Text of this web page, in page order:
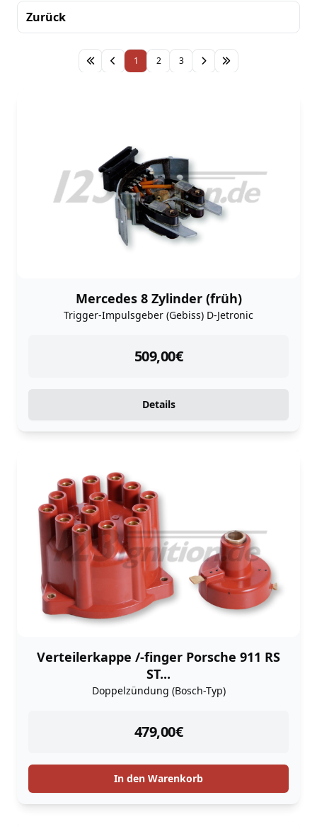
Zurück
1 2 3
Mercedes 8 Zylinder (früh)
Trigger-Impulsgeber (Gebiss) D-Jetronic
509,00€
instock
Details
Verteilerkappe /-finger Porsche 911 RS
ST...
Doppelzündung (Bosch-Typ)
479,00€
instock
In den Warenkorb